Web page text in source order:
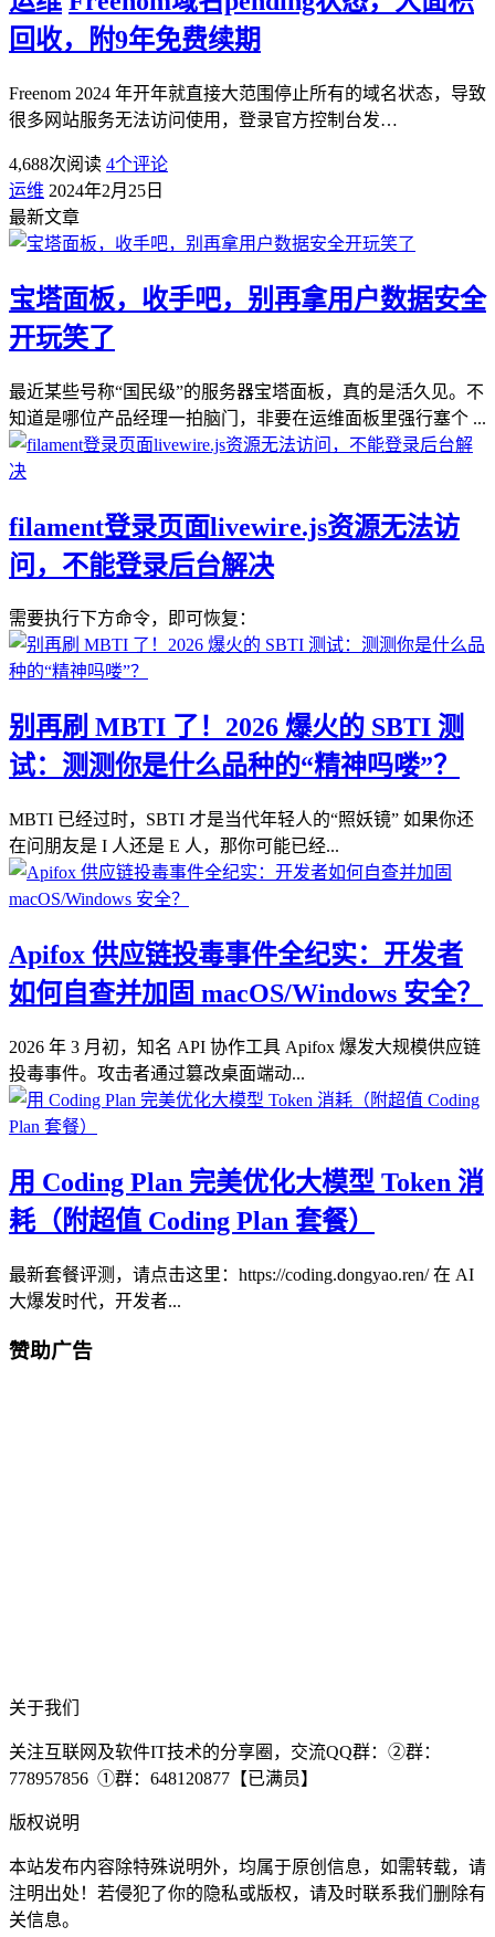
回收，附9年免费续期
Freenom 2024 年开年就直接大范围停止所有的域名状态，导致
很多网站服务无法访问使用，登录官方控制台发…
4,688次阅读 4个评论
运维 2024年2月25日
最新文章
宝塔面板，收手吧，别再拿用户数据安全
开玩笑了
最近某些号称“国民级”的服务器宝塔面板，真的是活久见。不
知道是哪位产品经理一拍脑门，非要在运维面板里强行塞个 ...
filament登录页面livewire.js资源无法访
问，不能登录后台解决
需要执行下方命令，即可恢复：
别再刷 MBTI 了！2026 爆火的 SBTI 测
试：测测你是什么品种的“精神吗喽”？
MBTI 已经过时，SBTI 才是当代年轻人的“照妖镜” 如果你还
在问朋友是 I 人还是 E 人，那你可能已经...
Apifox 供应链投毒事件全纪实：开发者
如何自查并加固 macOS/Windows 安全？
2026 年 3 月初，知名 API 协作工具 Apifox 爆发大规模供应链
投毒事件。攻击者通过篡改桌面端动...
用 Coding Plan 完美优化大模型 Token 消
耗（附超值 Coding Plan 套餐）
最新套餐评测，请点击这里：https://coding.dongyao.ren/ 在 AI
大爆发时代，开发者...
赞助广告
关于我们
关注互联网及软件IT技术的分享圈，交流QQ群：②群：
778957856 ①群：648120877【已满员】
版权说明
本站发布内容除特殊说明外，均属于原创信息，如需转载，请
注明出处！若侵犯了你的隐私或版权，请及时联系我们删除有
关信息。